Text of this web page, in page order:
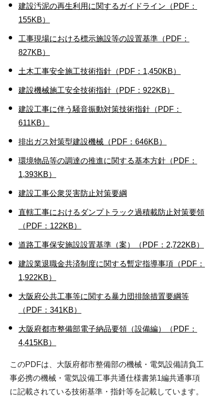
建設汚泥の再生利用に関するガイドライン（PDF：
155KB）
工事現場における標示施設等の設置基準（PDF：
827KB）
土木工事安全施工技術指針（PDF：1,450KB）
建設機械施工安全技術指針（PDF：922KB）
建設工事に伴う騒音振動対策技術指針（PDF：
611KB）
排出ガス対策型建設機械（PDF：646KB）
環境物品等の調達の推進に関する基本方針（PDF：
1,393KB）
建設工事公衆災害防止対策要綱
直轄工事におけるダンプトラック過積載防止対策要領
（PDF：122KB）
道路工事保安施設設置基準（案）（PDF：2,722KB）
建設業退職金共済制度に関する暫定指導事項（PDF：
1,922KB）
大阪府公共工事等に関する暴力団排除措置要綱等
（PDF：341KB）
大阪府都市整備部電子納品要領（設備編）（PDF：
4,415KB）
このPDFは、大阪府都市整備部の機械・電気設備請負工
事必携の機械・電気設備工事共通仕様書第1編共通事項
に記載されている技術基準・指針等を記載しています。